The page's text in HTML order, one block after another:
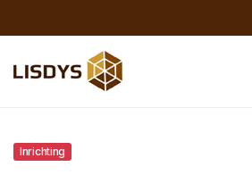
Inrichting